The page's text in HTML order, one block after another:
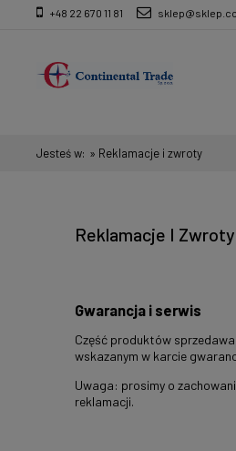
+48 22 670 11 81
Jesteś w: » Reklamacje i zwroty
Reklamacje I Zwroty
Gwarancja i serwis
Część produktów
wskazanym w karcie
Uwaga: prosimy o
reklamacji.